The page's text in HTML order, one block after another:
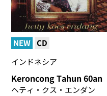
NEW CD
インドネシア
Keroncong Tahun 60an
ヘティ・クス・エンダン